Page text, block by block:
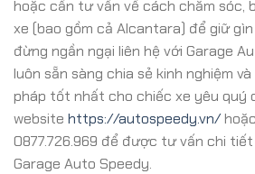
hoặc cần tư vấn về cách chăm sóc,
xe (bao gồm cả Alcantara) để giữ
đừng ngần ngại liên hệ với Garage
luôn sẵn sàng chia sẻ kinh nghiệm
pháp tốt nhất cho chiếc xe yêu quý
website https://autospeedy.vn/
0877.726.969 để được tư vấn chi
Garage Auto Speedy.